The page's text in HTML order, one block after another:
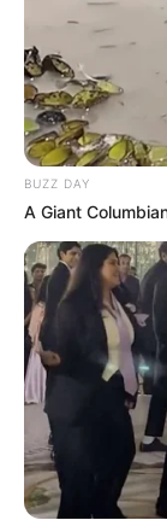
BUZZ DAY
A Giant